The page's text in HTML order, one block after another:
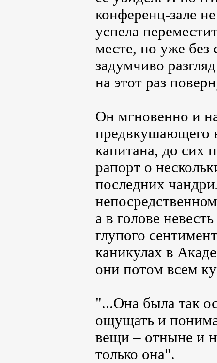
конференц-зале
успела
месте, но уже
задумчиво
на этот раз
Он мгновенно и
предвкушающего
капитана, до сих
рапорт о
последних
а в голове
глупого
каникулах в
они потом всем
"...Она была так
ощущать и
вещи – отныне и
только она".